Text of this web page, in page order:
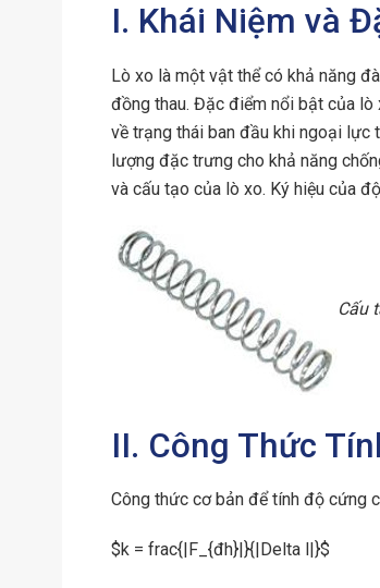
I. Khái Niệm và
Lò xo là một vật thể có khả năng
đồng thau. Đặc điểm nổi bật của
về trạng thái ban đầu khi ngoại lực
lượng đặc trưng cho khả năng
và cấu tạo của lò xo. Ký hiệu của
Cấu
II. Công Thức
Công thức cơ bản để tính độ cứng
$k = frac{|F_{đh}|}{|Delta l|}$